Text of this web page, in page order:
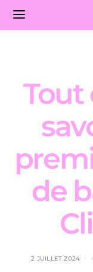
Tout
de
2 JUILLET 2024